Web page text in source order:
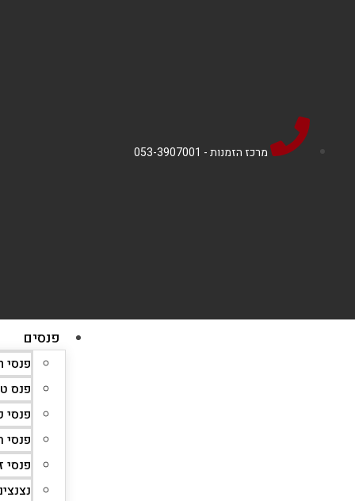
מרכז הזמנות - 053-3907001
פנסים
פנסי AceBeam
פנס
פנסי
פנסי